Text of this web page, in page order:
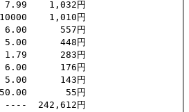
1,032円
1,010円
557円
448円
283円
6.00      176円
143円
55円